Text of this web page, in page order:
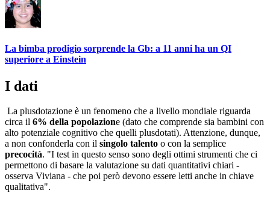
La bimba prodigio sorprende la Gb: a 11 anni ha un QI
superiore a Einstein
I dati
La plusdotazione è un fenomeno che a livello mondiale riguarda
circa il 6% della popolazione (dato che comprende sia bambini con
alto potenziale cognitivo che quelli plusdotati). Attenzione, dunque,
a non confonderla con il singolo talento o con la semplice
precocità. "I test in questo senso sono degli ottimi strumenti che ci
permettono di basare la valutazione su dati quantitativi chiari -
osserva Viviana - che poi però devono essere letti anche in chiave
qualitativa".